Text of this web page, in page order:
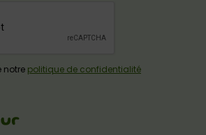
notre politique de confidentialité